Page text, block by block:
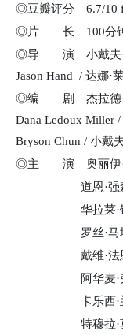
◎豆瓣评分 6.7/10
◎片 长 100分
◎导 演 小戴夫·德
Jason Hand / 达娜·
◎编 剧 杰拉德·布
Dana Ledoux Miller
Bryson Chun / 小戴
◎主 演 奥丽伊·卡
道恩·强森
华拉莱·钟
罗丝·马塔费
戴维·法恩
阿华麦·弗雷
卡乐西·兰伯特
特穆拉·莫里